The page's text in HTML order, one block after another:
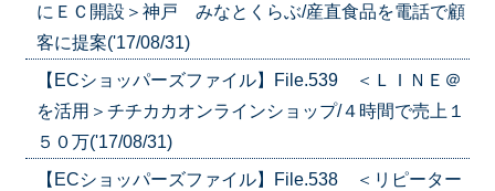
にＥＣ開設＞神戸 みなとくらぶ/産直食品を電話で顧
客に提案('17/08/31)
【ECショッパーズファイル】File.539 ＜ＬＩＮＥ＠
を活用＞チチカカオンラインショップ/４時間で売上１
５０万('17/08/31)
【ECショッパーズファイル】File.538 ＜リピーター